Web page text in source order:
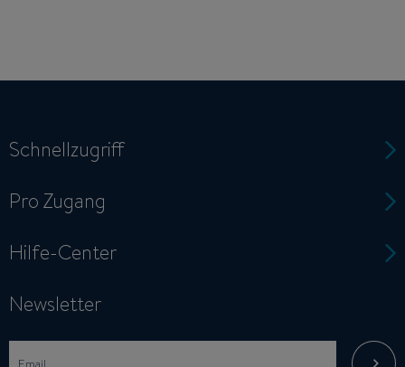
Schnellzugriff
Pro Zugang
Hilfe-Center
Newsletter